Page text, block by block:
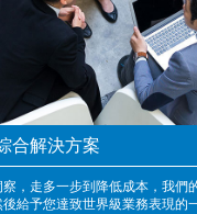
合解決方案
察，走多一步到降低成本，我們
給予您達致世界級業務表現的